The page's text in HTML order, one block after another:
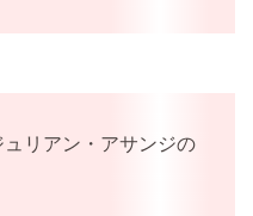
リアン・アサンジの